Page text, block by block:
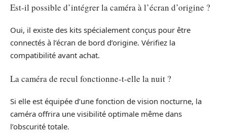
Est-il possible d’intégrer la caméra à l’écran d’origine ?
Oui, il existe des kits spécialement conçus pour être
connectés à l’écran de bord d’origine. Vérifiez la
compatibilité avant achat.
La caméra de recul fonctionne-t-elle la nuit ?
Si elle est équipée d’une fonction de vision nocturne, la
caméra offrira une visibilité optimale même dans
l’obscurité totale.